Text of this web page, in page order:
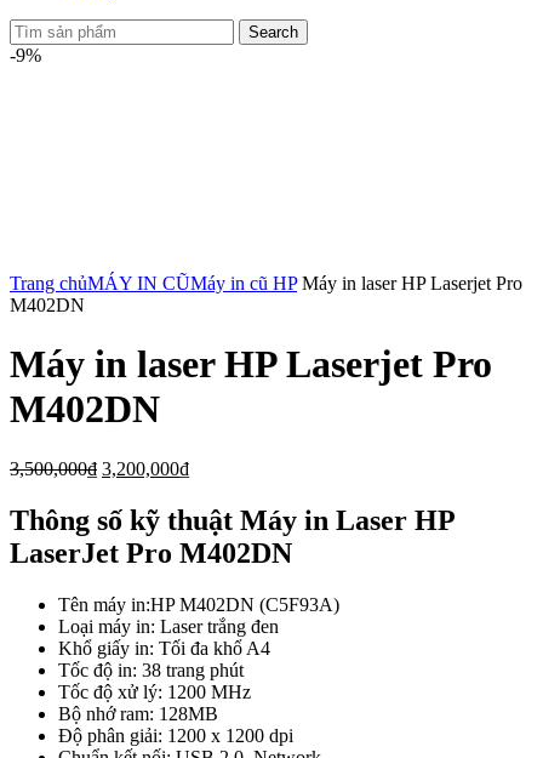
Search
-9%
Trang chủMÁY IN CŨMáy in cũ HPMáy in laser HP Laserjet Pro
M402DN
Máy in laser HP Laserjet Pro
M402DN
3,500,000₫ 3,200,000₫
Thông số kỹ thuật Máy in Laser HP
LaserJet Pro M402DN
Tên máy in:HP M402DN (C5F93A)
Loại máy in: Laser trắng đen
Khổ giấy in: Tối đa khổ A4
Tốc độ in: 38 trang phút
Tốc độ xử lý: 1200 MHz
Bộ nhớ ram: 128MB
Độ phân giải: 1200 x 1200 dpi